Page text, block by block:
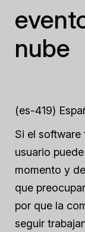
nube
(es-419)
Si el software
usuario
momento y
que
por que la
seguir